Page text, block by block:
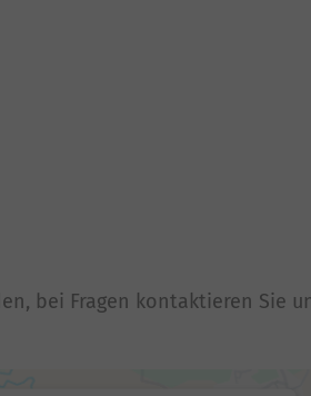
bei Fragen kontaktieren Sie